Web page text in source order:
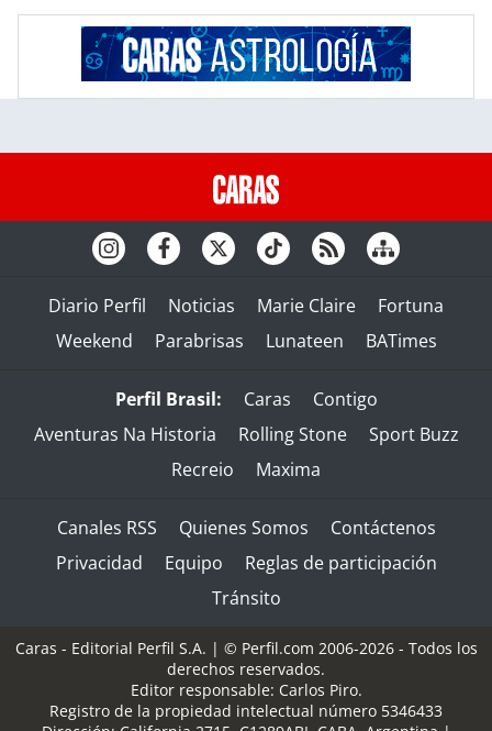
Diario Perfil Noticias Marie Claire
Fortuna
Weekend
Parabrisas Lunateen BATimes
Perfil Brasil: Caras
Contigo
Aventuras Na Historia
Rolling Stone
Sport Buzz
Recreio
Maxima
Canales RSS Quienes Somos
Contáctenos
Privacidad
Equipo
Reglas de participación
Tránsito
Caras - Editorial Perfil S.A. | © Perfil.com 2006-2026 - Todos los
derechos reservados.
Editor responsable: Carlos Piro.
Registro de la propiedad intelectual número 5346433